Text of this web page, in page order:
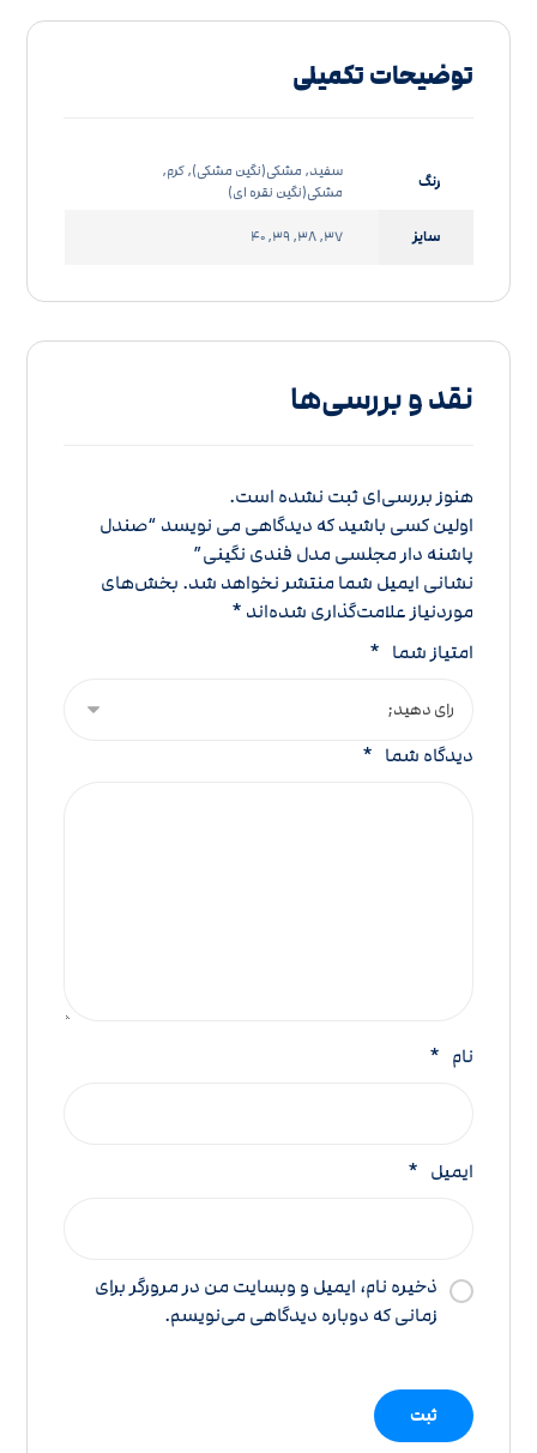
توضیحات تکمیلی
رنگ
سفید, مشکی(نگین مشکی), کرم,
مشکی(نگین نقره ای)
سایز 37, 38, 39, 40
نقد و بررسی‌ها
هنوز بررسی‌ای ثبت نشده است.
اولین کسی باشید که دیدگاهی می نویسد “صندل
پاشنه دار مجلسی مدل فندی نگینی”
نشانی ایمیل شما منتشر نخواهد شد. بخش‌های
موردنیاز علامت‌گذاری شده‌اند *
امتیاز شما *
دیدگاه شما *
نام *
ایمیل *
ذخیره نام، ایمیل و وبسایت من در مرورگر برای
زمانی که دوباره دیدگاهی می‌نویسم.